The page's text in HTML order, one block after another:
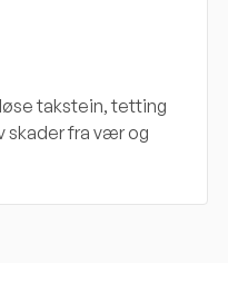
takstein, tetting
skader fra vær og